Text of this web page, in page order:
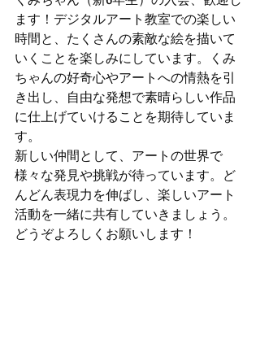
ます！デジタルアート教室での楽しい
時間と、たくさんの素敵な絵を描いて
いくことを楽しみにしています。くみ
ちゃんの好奇心やアートへの情熱を引
き出し、自由な発想で素晴らしい作品
に仕上げていけることを期待していま
す。
新しい仲間として、アートの世界で
様々な発見や挑戦が待っています。ど
んどん表現力を伸ばし、楽しいアート
活動を一緒に共有していきましょう。
どうぞよろしくお願いします！